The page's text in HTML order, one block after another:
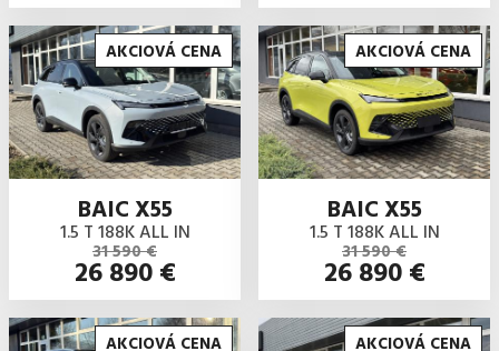
AKCIOVÁ CENA
BAIC X55
1.5 T 188K ALL IN
31 590 €
26 890 €
AKCIOVÁ CENA
BAIC X55
1.5 T 188K ALL IN
31 590 €
26 890 €
AKCIOVÁ CENA AKCIOVÁ CENA